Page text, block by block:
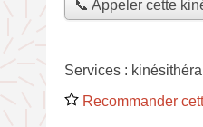
📞 Appeler cette
Services :
Recommander